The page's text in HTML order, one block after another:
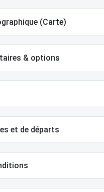
(Carte)
& options
et de départs